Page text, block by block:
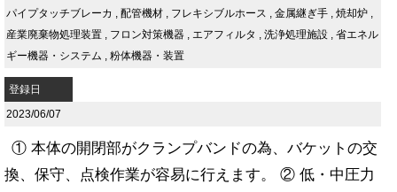
パイプタッチブレーカ , 配管機材 , フレキシブルホース , 金属継ぎ手 , 焼却炉 ,
産業廃棄物処理装置 , フロン対策機器 , エアフィルタ , 洗浄処理施設 , 省エネル
ギー機器・システム , 粉体機器・装置
登録日
2023/06/07
① 本体の開閉部がクランプバンドの為、バケットの交
換、保守、点検作業が容易に行えます。 ② 低・中圧力